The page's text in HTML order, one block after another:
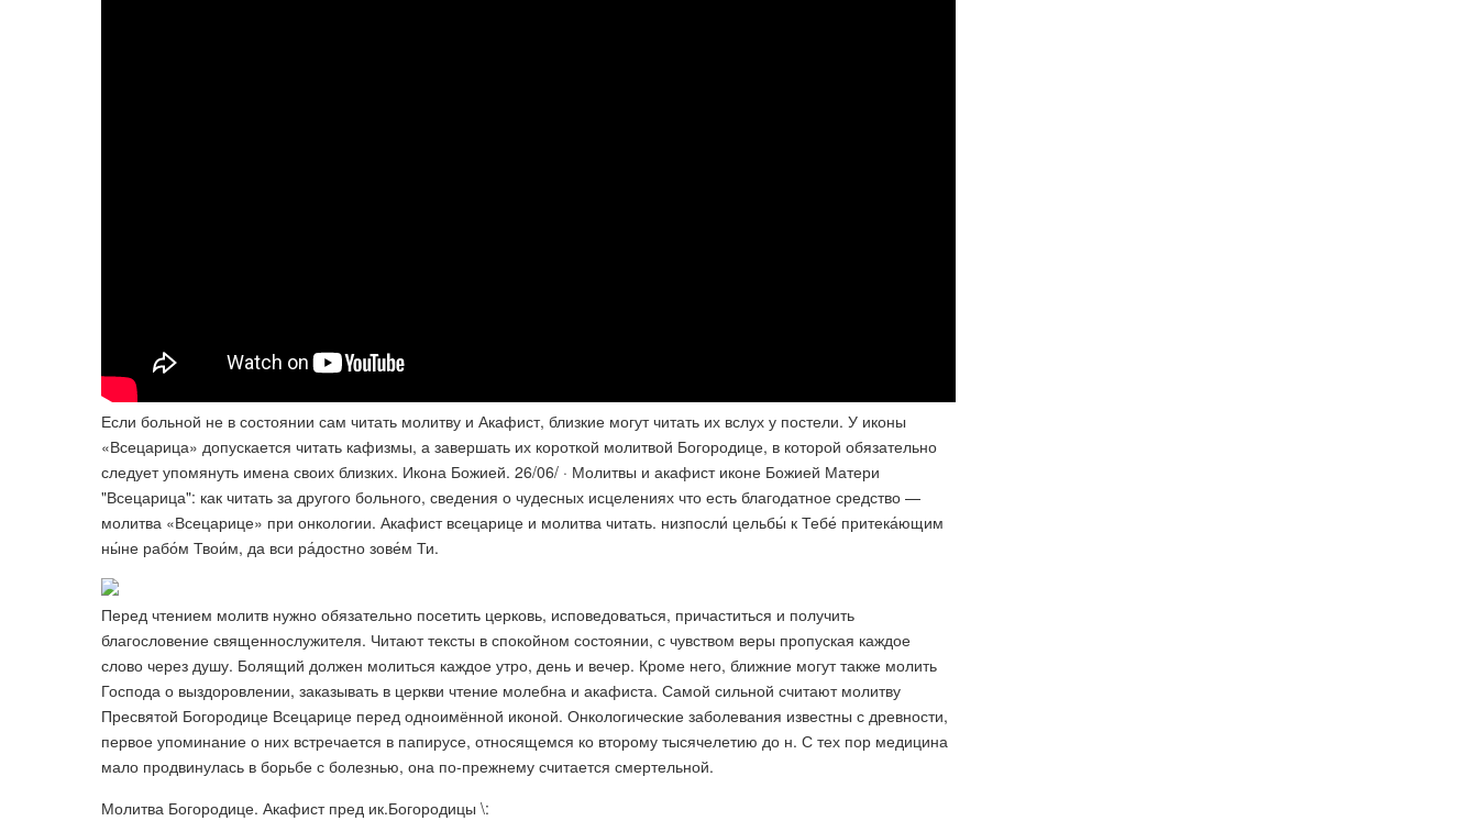
Если больной не в состоянии сам читать молитву и Акафист, близкие могут читать их вслух у постели. У иконы
«Всецарица» допускается читать кафизмы, а завершать их короткой молитвой Богородице, в которой обязательно
следует упомянуть имена своих близких. Икона Божией. 26/06/ · Молитвы и акафист иконе Божией Матери
"Всецарица": как читать за другого больного, сведения о чудесных исцелениях что есть благодатное средство —
молитва «Всецарице» при онкологии. Акафист всецарице и молитва читать. низпосли́ цельбы́ к Те­бе́ при­те­ка́ю­щим
ны́­не ра­бо́м Тво­и́м, да вси ра́­дост­но зо­ве́м Ти.
Перед чтением молитв нужно обязательно посетить церковь, исповедоваться, причаститься и получить
благословение священнослужителя. Читают тексты в спокойном состоянии, с чувством веры пропуская каждое
слово через душу. Болящий должен молиться каждое утро, день и вечер. Кроме него, ближние могут также молить
Господа о выздоровлении, заказывать в церкви чтение молебна и акафиста. Самой сильной считают молитву
Пресвятой Богородице Всецарице перед одноимённой иконой. Онкологические заболевания известны с древности,
первое упоминание о них встречается в папирусе, относящемся ко второму тысячелетию до н. С тех пор медицина
мало продвинулась в борьбе с болезнью, она по-прежнему считается смертельной.
Молитва Богородице. Акафист пред ик.Богородицы \: